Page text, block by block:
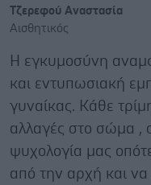
Τζερεφού Αναστασία
Αισθητικός
Η εγκυμοσύνη
και εντυπωσιακή
γυναίκας. Κάθε
αλλαγές στο σώμα ,
ψυχολογία μας
από την αρχή και